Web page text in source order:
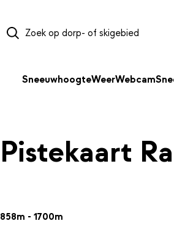
SneeuwhoogteWeerWebcam
Pistekaart
858m - 1700m